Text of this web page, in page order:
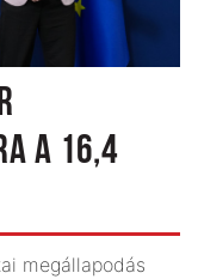
A 16,4
megállapodás